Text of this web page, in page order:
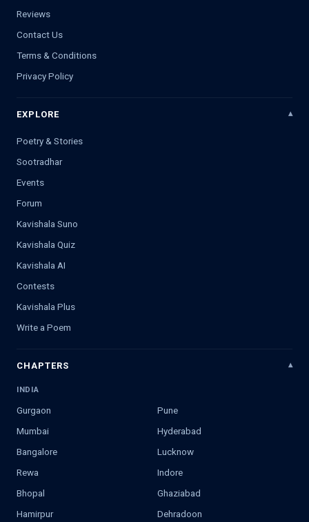
Reviews
Contact Us
Terms & Conditions
Privacy Policy
EXPLORE
Poetry & Stories
Sootradhar
Events
Forum
Kavishala Suno
Kavishala Quiz
Kavishala AI
Contests
Kavishala Plus
Write a Poem
CHAPTERS
INDIA
Gurgaon
Pune
Mumbai
Hyderabad
Bangalore
Lucknow
Rewa
Indore
Bhopal
Ghaziabad
Hamirpur
Dehradoon